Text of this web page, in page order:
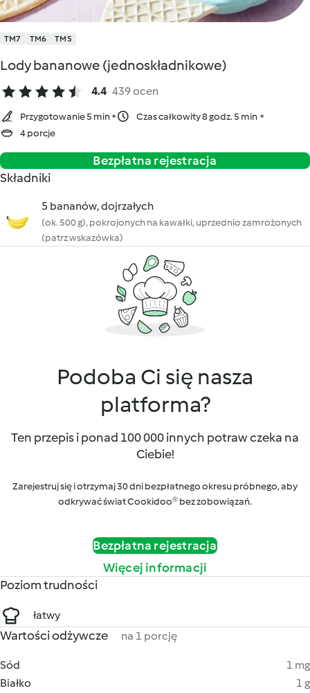
TM7 TM6 TM5
Lody bananowe (jednoskładnikowe)
4.4 439 ocen
Przygotowanie 5 min
Czas całkowity 8 godz. 5 min
4 porcje
Bezpłatna rejestracja
Składniki
5 bananów, dojrzałych
(ok. 500 g), pokrojonych na kawałki, uprzednio zamrożonych
(patrz wskazówka)
Podoba Ci się nasza
platforma?
Ten przepis i ponad 100 000 innych potraw czeka na
Ciebie!
Zarejestruj się i otrzymaj 30 dni bezpłatnego okresu próbnego, aby
odkrywać świat Cookidoo® bez zobowiązań.
Bezpłatna rejestracja
Więcej informacji
Poziom trudności
łatwy
Wartości odżywcze na 1 porcję
Sód
1 mg
Białko
1 g